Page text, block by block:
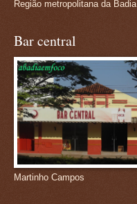
Região metropolitana da Badia
Bar central
Martinho Campos